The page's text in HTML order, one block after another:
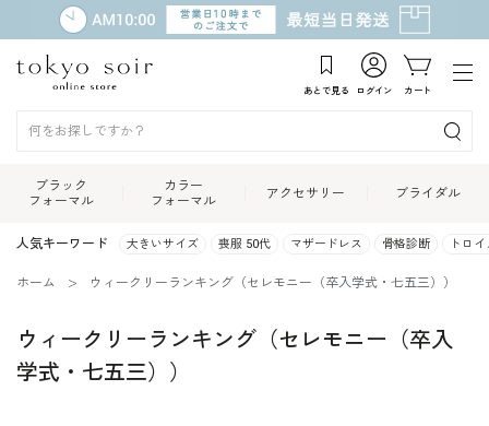
あとで見る ログイン カート
ブラック
フォーマル
カラー
フォーマル
アクセサリー ブライダル
人気キーワード 大きいサイズ 喪服 50代 マザードレス 骨格診断 トロ
ホーム ウィークリーランキング（セレモニー（卒入学式・七五三））
ウィークリーランキング（セレモニー（卒入
学式・七五三））